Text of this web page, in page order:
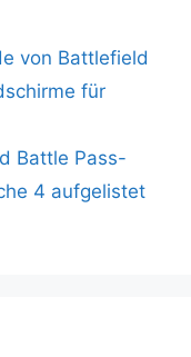
von Battlefield
für
Battle Pass-
4 aufgelistet